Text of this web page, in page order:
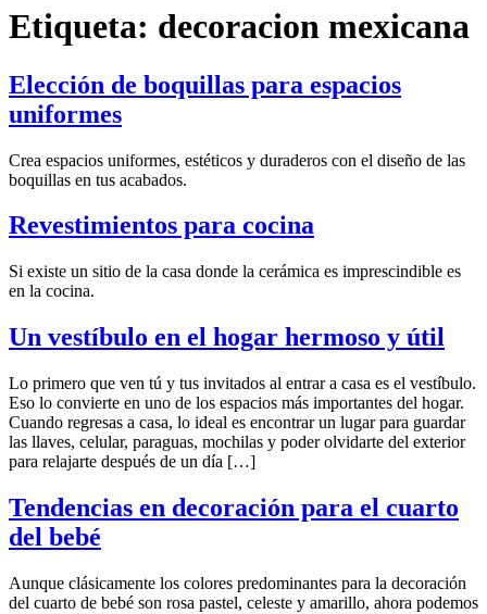
Etiqueta: decoracion mexicana
Elección de boquillas para espacios
uniformes
Crea espacios uniformes, estéticos y duraderos con el diseño de las
boquillas en tus acabados.
Revestimientos para cocina
Si existe un sitio de la casa donde la cerámica es imprescindible es
en la cocina.
Un vestíbulo en el hogar hermoso y útil
Lo primero que ven tú y tus invitados al entrar a casa es el vestíbulo.
Eso lo convierte en uno de los espacios más importantes del hogar.
Cuando regresas a casa, lo ideal es encontrar un lugar para guardar
las llaves, celular, paraguas, mochilas y poder olvidarte del exterior
para relajarte después de un día […]
Tendencias en decoración para el cuarto
del bebé
Aunque clásicamente los colores predominantes para la decoración
del cuarto de bebé son rosa pastel, celeste y amarillo, ahora podemos